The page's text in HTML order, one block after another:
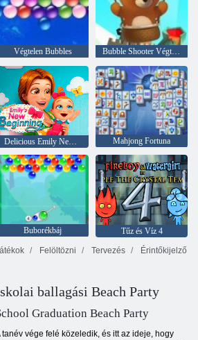
Végtelen Bubbles Bubble Shooter Végtelen
Delicious Emily New Beginning Mahjong Fortuna
Buborékbáj
Tűz és Víz 4
Felöltözni Tervezés
Érintőkijelző
ballagási Beach Party
Graduation Beach Party
tanév vége felé közeledik, és itt az ideje, hogy